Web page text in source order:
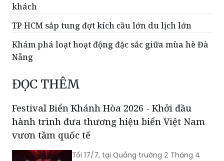
khách
TP HCM sắp tung đợt kích cầu lớn du lịch lớn
Khám phá loạt hoạt động đặc sắc giữa mùa hè Đà
Nẵng
ĐỌC THÊM
Festival Biển Khánh Hòa 2026 - Khởi đầu
hành trình đưa thương hiệu biển Việt Nam
vươn tầm quốc tế
Tối 17/7, tại Quảng trường 2 Tháng 4